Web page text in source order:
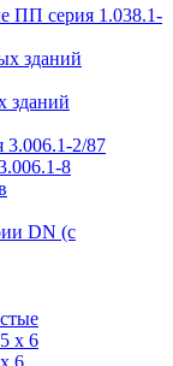
ПП серия 1.038.1-
зданий
зданий
3.006.1-2/87
8
DN (с
x 6
6